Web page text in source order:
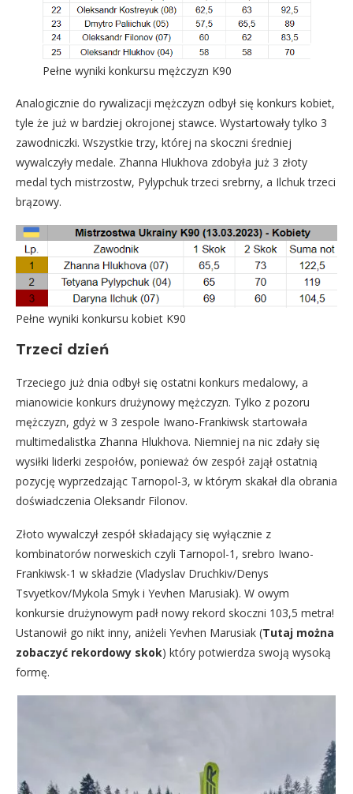
Pełne wyniki konkursu mężczyzn K90
Analogicznie do rywalizacji mężczyzn odbył się konkurs kobiet,
tyle że już w bardziej okrojonej stawce. Wystartowały tylko 3
zawodniczki. Wszystkie trzy, której na skoczni średniej
wywalczyły medale. Zhanna Hlukhova zdobyła już 3 złoty
medal tych mistrzostw, Pylypchuk trzeci srebrny, a Ilchuk trzeci
brązowy.
Pełne wyniki konkursu kobiet K90
Trzeci dzień
Trzeciego już dnia odbył się ostatni konkurs medalowy, a
mianowicie konkurs drużynowy mężczyzn. Tylko z pozoru
mężczyzn, gdyż w 3 zespole Iwano-Frankiwsk startowała
multimedalistka Zhanna Hlukhova. Niemniej na nic zdały się
wysiłki liderki zespołów, ponieważ ów zespół zajął ostatnią
pozycję wyprzedzając Tarnopol-3, w którym skakał dla obrania
doświadczenia Oleksandr Filonov.
Złoto wywalczył zespół składający się wyłącznie z
kombinatorów norweskich czyli Tarnopol-1, srebro Iwano-
Frankiwsk-1 w składzie (Vladyslav Druchkiv/Denys
Tsvyetkov/Mykola Smyk i Yevhen Marusiak). W owym
konkursie drużynowym padł nowy rekord skoczni 103,5 metra!
Ustanowił go nikt inny, aniżeli Yevhen Marusiak (Tutaj można
zobaczyć rekordowy skok) który potwierdza swoją wysoką
formę.